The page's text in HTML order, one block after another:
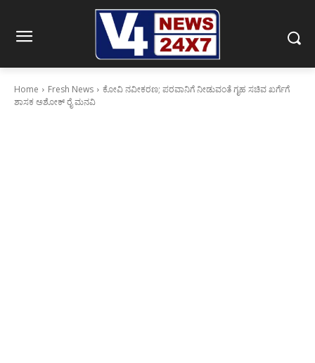
Home Fresh News
ಕೋವಿ ನವೀಕರಣ; ಪರವಾನಿಗೆ ನೀಡುವಂತೆ ಗೃಹ ಸಚಿವ ಖರ್ಗೆಗೆ
ಶಾಸಕ ಅಶೋಕ್ ರೈ ಮನವಿ